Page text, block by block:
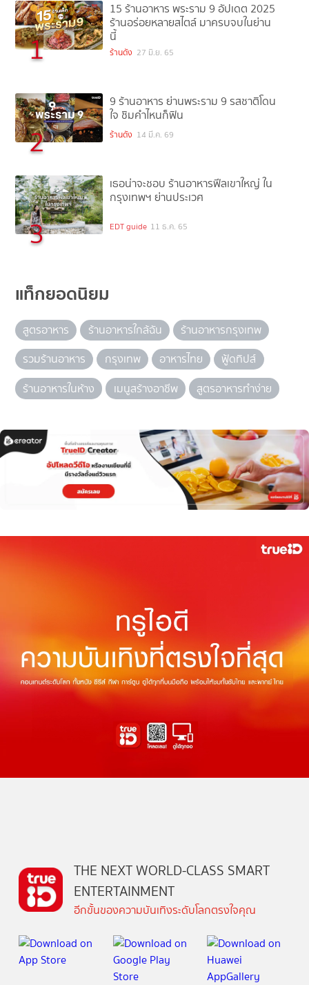
1
15 ร้านอาหาร พระราม 9 อัปเดต 2025
ร้านอร่อยหลายสไตล์ มาครบจบในย่าน
นี้
ร้านดัง 27 มิ.ย. 65
2
9 ร้านอาหาร ย่านพระราม 9 รสชาติโดน
ใจ ชิมคำไหนก็ฟิน
ร้านดัง 14 มี.ค. 69
3
เธอน่าจะชอบ ร้านอาหารฟีลเขาใหญ่ ใน
กรุงเทพฯ ย่านประเวศ
EDT guide 11 ธ.ค. 65
แท็กยอดนิยม
สูตรอาหาร ร้านอาหารใกล้ฉัน
ร้านอาหารกรุงเทพ
รวมร้านอาหาร
กรุงเทพ อาหารไทย
ฟู้ดทิปส์
ร้านอาหารในห้าง
เมนูสร้างอาชีพ สูตรอาหารทำง่าย
THE NEXT WORLD-CLASS SMART
ENTERTAINMENT
อีกขั้นของความบันเทิงระดับโลกตรงใจคุณ